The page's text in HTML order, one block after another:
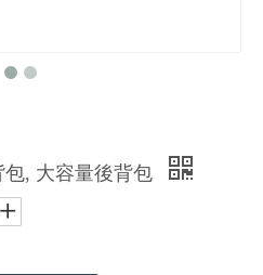
, 大容量後背包